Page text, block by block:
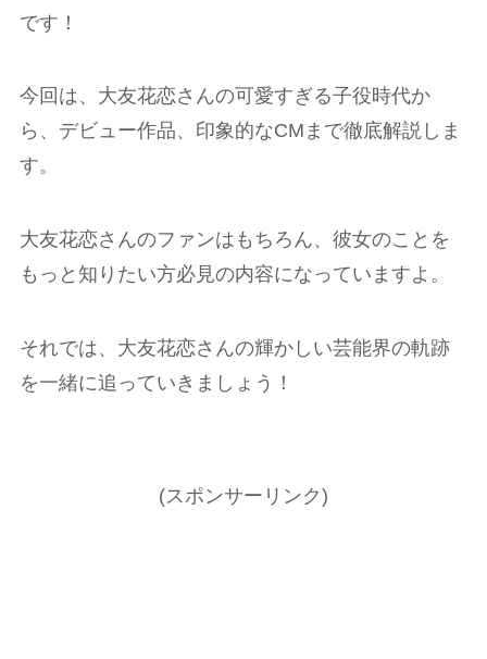
です！
今回は、大友花恋さんの可愛すぎる子役時代か
ら、デビュー作品、印象的なCMまで徹底解説しま
す。
大友花恋さんのファンはもちろん、彼女のことを
もっと知りたい方必見の内容になっていますよ。
それでは、大友花恋さんの輝かしい芸能界の軌跡
を一緒に追っていきましょう！
(スポンサーリンク)